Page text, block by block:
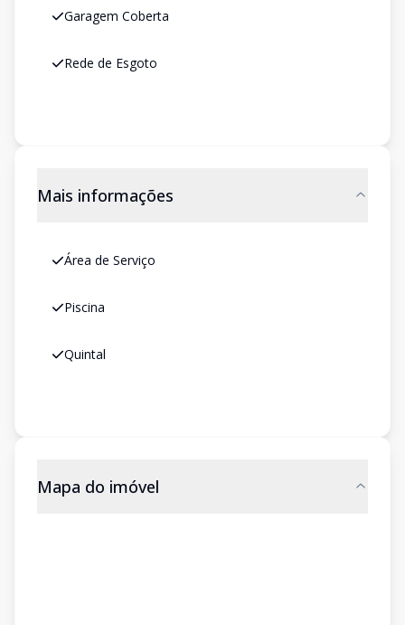
Garagem Coberta
Rede de Esgoto
Mais informações
Área de Serviço
Piscina
Quintal
Mapa do imóvel